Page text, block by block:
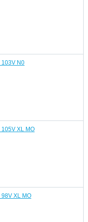
103V N0
XL MO
XL MO